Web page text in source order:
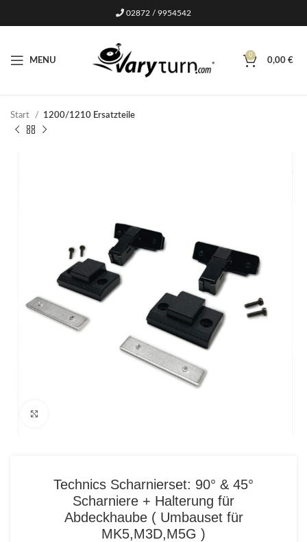
02872 / 9954542
MENU
0
0,00 €
Start 1200/1210 Ersatzteile
Technics Scharnierset: 90° & 45°
Scharniere + Halterung für
Abdeckhaube ( Umbauset für
MK5,M3D,M5G )